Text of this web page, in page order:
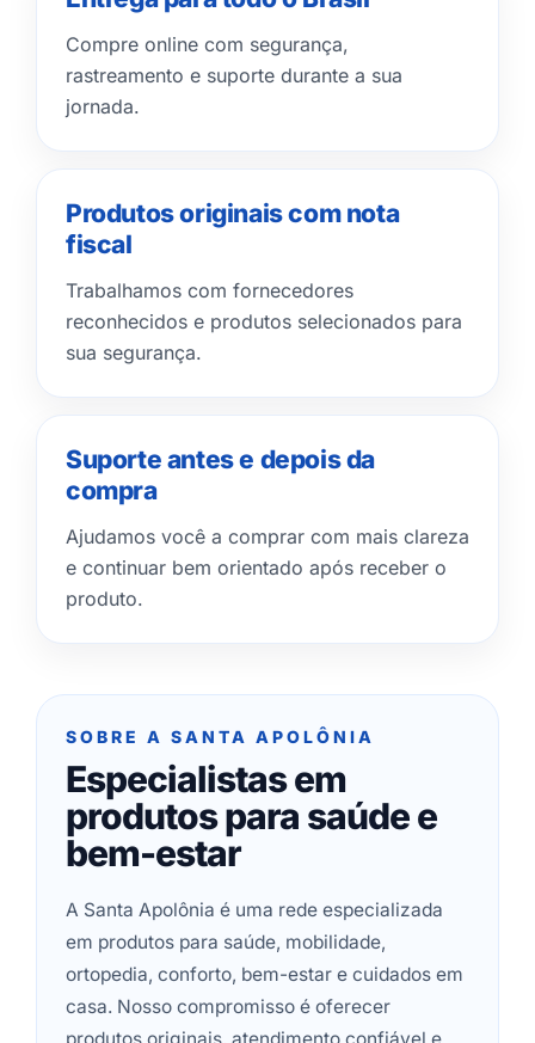
Compre online com segurança,
rastreamento e suporte durante a sua
jornada.
Produtos originais com nota
fiscal
Trabalhamos com fornecedores
reconhecidos e produtos selecionados para
sua segurança.
Suporte antes e depois da
compra
Ajudamos você a comprar com mais clareza
e continuar bem orientado após receber o
produto.
SOBRE A SANTA APOLÔNIA
Especialistas em
produtos para saúde e
bem-estar
A Santa Apolônia é uma rede especializada
em produtos para saúde, mobilidade,
ortopedia, conforto, bem-estar e cuidados em
casa. Nosso compromisso é oferecer